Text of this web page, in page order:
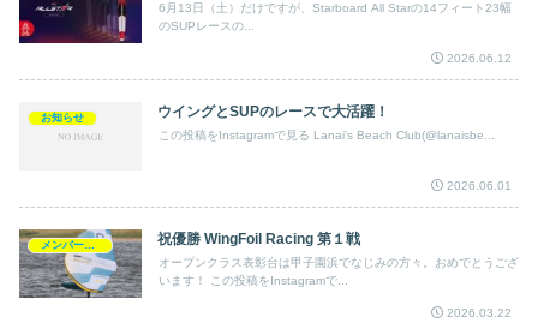
6月13日（土）だけですが、Starboard All Starの14フィート23幅
のSUPレースの...
2026.06.12
お知らせ ウイングとSUPのレースで大活躍！
この投稿をInstagramで見る Lanai's Beach Club(@lanaisbe...
2026.06.01
祝優勝 WingFoil Racing 第１戦
オープンクラス表彰台は甲子園浜でなじみの方々。おめでとうござ
います！ この投稿をInstagramで...
2026.03.22